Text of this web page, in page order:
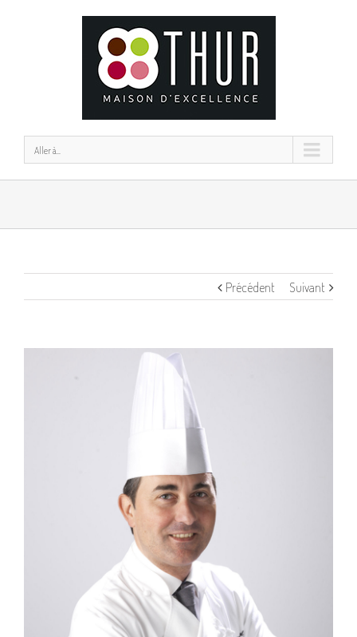
Aller à...
Précédent Suivant